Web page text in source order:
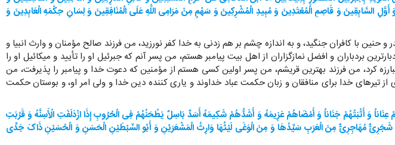
وَ قَاصِمِ الْمُعْتَدِینَ وَ مُبِیدِ الْمُشْرِکِینَ وَ سَهْمٍ مِنْ مَرَامِی اللَّهِ عَلَی الْمُنَافِقِینَ وَ لِسَانِ حِکْمَهِ الْعَابِدِینَ وَ
با کافران جنگید، و به اندازه چشم بر هم زدنی به خدا کفر نورزید، من فرزند صالح مؤمنان و وارث انبیا و
بردباران و افضل نمازگزاران از اهل بیت پیامبر هستم، من پسر آنم که جبرئیل او را تأیید و میکائیل او را
کرد، من فرزند بهترین قریشم، من پسر اولین کسی هستم از مؤمنین که دعوت خدا و پیامبر را پذیرفت، من
از تیرهای خدا برای منافقان و زبان حکمت عباد خداوند و یاری کننده دین خدا و ولی امر او، و بوستان حکمت
وَ أَثْبَتُهُمْ جَنَاناً وَ أَمْضَاهُمْ عَزِیمَهً وَ أَشَدُّهُمْ شَکِیمَهً أَسَدٌ بَاسِلٌ یَطْحَنُهُمْ فِی الْحُرُوبِ إِذَا ازْدَلَفَتِ الْأَسِنَّهُ وَ قَرُبَتِ
مُهَاجِرِیٌّ مِنَ الْعَرَبِ سَیِّدُهَا وَ مِنَ الْوَغَی لَیْثُهَا وَارِثُ الْمَشْعَرَیْنِ وَ أَبُو السِّبْطَیْنِ الْحَسَنِ وَ الْحُسَیْنِ ذَاکَ جَدِّی